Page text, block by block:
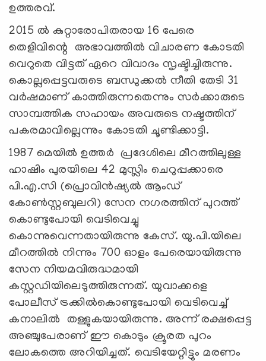
ഉത്തരവ്.
2015 ല്‍ കുറ്റാരോപിതരായ 16 പേരെ
തെളിവിന്റെ അഭാവത്തില്‍ വിചാരണ കോടതി
വെറുതെ വിട്ടത് ഏറെ വിവാദം സൃഷ്ടിച്ചിരുന്നു.
കൊല്ലപ്പെട്ടവരുടെ ബന്ധുക്കല്‍ നീതി തേടി 31
വര്‍ഷമാണ് കാത്തിരുന്നതെന്നും സര്‍ക്കാരുടെ
സാമ്പത്തിക സഹായം അവരുടെ നഷ്ടത്തിന്
പകരമാവില്ലെന്നും കോടതി ചൂണ്ടിക്കാട്ടി.
1987 മെയില്‍ ഉത്തര്‍ പ്രദേശിലെ മീറത്തിലുള്ള
ഹാഷിം പുരയിലെ 42 മുസ്ലിം ചെറുപ്പക്കാരെ
പി.എ.സി (പ്രൊവിന്‍ഷ്യല്‍ ആംഡ്
കോണ്‍സ്റ്റബുലറി) സേന നഗരത്തിന് പുറത്ത്
കൊണ്ടുപോയി വെടിവെച്ചു
കൊന്നുവെന്നതായിരുന്നു കേസ്. യു.പി.യിലെ
മീറത്തില്‍ നിന്നും 700 ഓളം പേരെയായിരുന്നു
സേന നിയമവിരുദ്ധമായി
കസ്റ്റഡിയിലെടുത്തിരുന്നത്. യുവാക്കളെ
പോലീസ് ട്രക്കില്‍കൊണ്ടുപോയി വെടിവെച്ച്
കനാലില്‍ തള്ളുകയായിരുന്നു. അന്ന് രക്ഷപ്പെട്ട
അഞ്ചുപേരാണ് ഈ കൊടും ക്രൂരത പുറം
ലോകത്തെ അറിയിച്ചത്. വെടിയേറ്റിട്ടും മരണം